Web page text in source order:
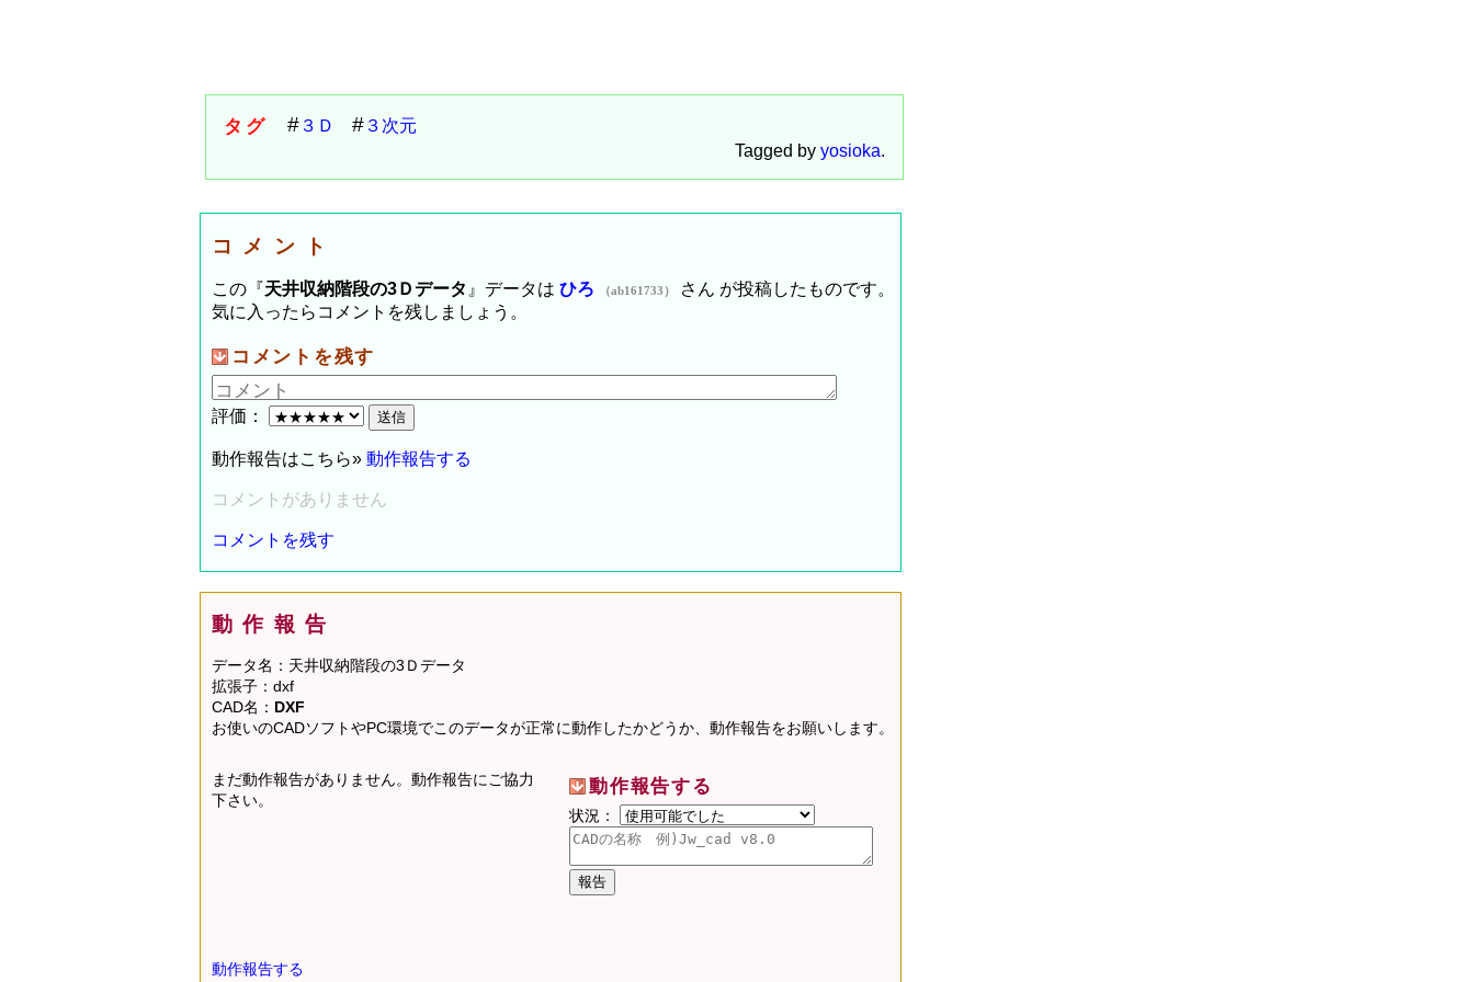
タグ ３Ｄ
３次元
Tagged by yosioka.
コメント
この『天井収納階段の3Ｄデータ 』データは ひろ （ab161733）
さん が投稿したものです。
気に入ったらコメントを残しましょう。
コメントを残す
評価：
動作報告はこちら» 動作報告する
コメントがありません
コメントを残す
動作報告
データ名：天井収納階段の3Ｄデータ
拡張子：dxf
CAD名： DXF
お使いのCADソフトやPC環境でこのデータが正常に動作したかどうか、動作報告をお願いします。
動作報告する
状況：
まだ動作報告がありません。動作報告にご協力
下さい。
動作報告する